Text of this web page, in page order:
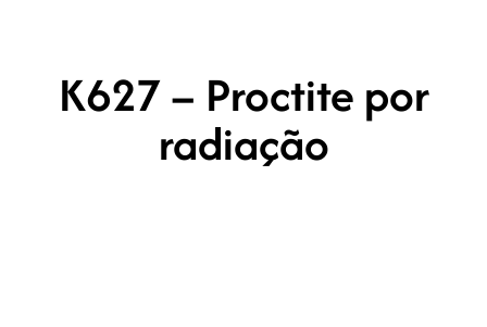
K627 – Proctite por
radiação